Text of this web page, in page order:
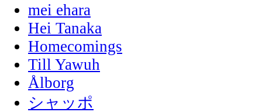
mei ehara
Hei Tanaka
Homecomings
Till Yawuh
Ålborg
シャッポ